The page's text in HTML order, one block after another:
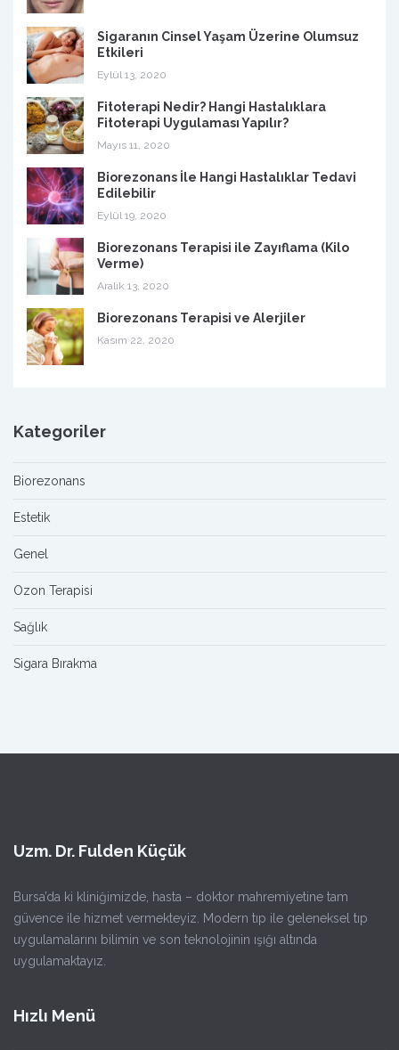
Sigaranın Cinsel Yaşam Üzerine Olumsuz
Etkileri
Eylül 13, 2020
Fitoterapi Nedir? Hangi Hastalıklara
Fitoterapi Uygulaması Yapılır?
Mayıs 11, 2020
Biorezonans İle Hangi Hastalıklar Tedavi
Edilebilir
Eylül 19, 2020
Biorezonans Terapisi ile Zayıflama (Kilo
Verme)
Aralık 13, 2020
Biorezonans Terapisi ve Alerjiler
Kasım 22, 2020
Kategoriler
Biorezonans
Estetik
Genel
Ozon Terapisi
Sağlık
Sigara Bırakma
Uzm. Dr. Fulden Küçük
Bursa’da ki kliniğimizde, hasta – doktor mahremiyetine tam
güvence ile hizmet vermekteyiz. Modern tıp ile geleneksel tıp
uygulamalarını bilimin ve son teknolojinin ışığı altında
uygulamaktayız.
Hızlı Menü